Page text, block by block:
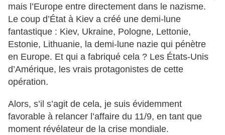
mais l’Europe entre directement dans le nazisme.
Le coup d’État à Kiev a créé une demi-lune
fantastique : Kiev, Ukraine, Pologne, Lettonie,
Estonie, Lithuanie, la demi-lune nazie qui pénètre
en Europe. Et qui a fabriqué cela ? Les États-Unis
d’Amérique, les vrais protagonistes de cette
opération.
Alors, s’il s’agit de cela, je suis évidemment
favorable à relancer l’affaire du 11/9, en tant que
moment révélateur de la crise mondiale.